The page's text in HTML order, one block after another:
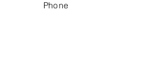
Phone